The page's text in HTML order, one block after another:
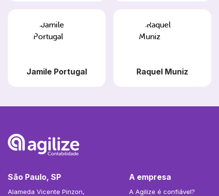
Jamile Portugal Raquel Muniz
São Paulo, SP
Alameda Vicente Pinzon,
A empresa
A Agilize é confiável?